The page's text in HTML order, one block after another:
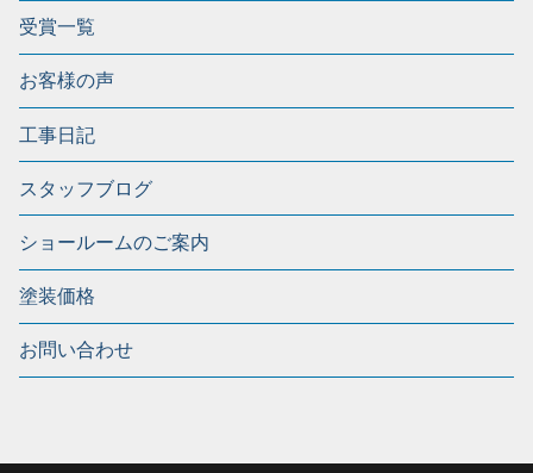
受賞一覧
お客様の声
工事日記
スタッフブログ
ショールームのご案内
塗装価格
お問い合わせ